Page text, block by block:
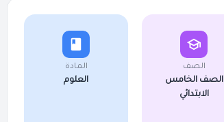
الصف
الصف الخامس
الابتدائي
المادة
العلوم